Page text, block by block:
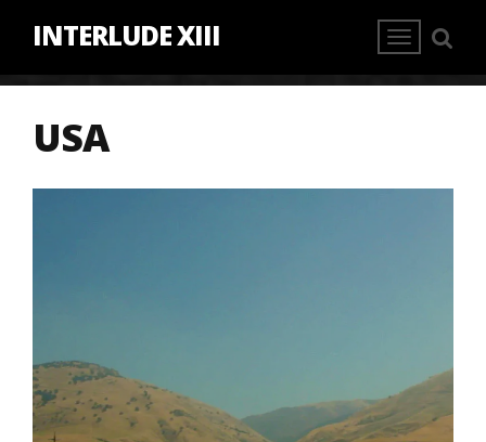
INTERLUDE XIII
USA